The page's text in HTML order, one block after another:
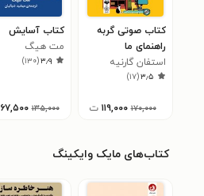
کتاب صوتی گربه
راهنمای ما
استفان گارنیه
۳٫۵(۱۷)
۱۷۰,۰۰۰ ۱۱۹,۰۰۰ ت
کتاب آسایش
مت هیگ
۳٫۹(۱۳۰)
۱۳۵,۰۰۰ ۶۷,۵۰۰
کتاب‌های مایک وایکینگ